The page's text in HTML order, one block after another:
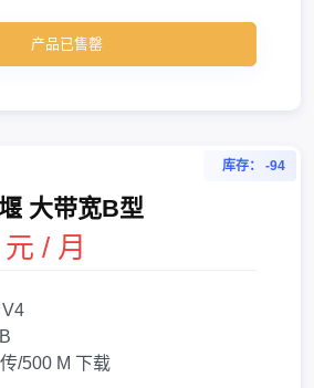
产品已售罄
库存： -94
大带宽B型
/ 月
V4
/500 M 下载